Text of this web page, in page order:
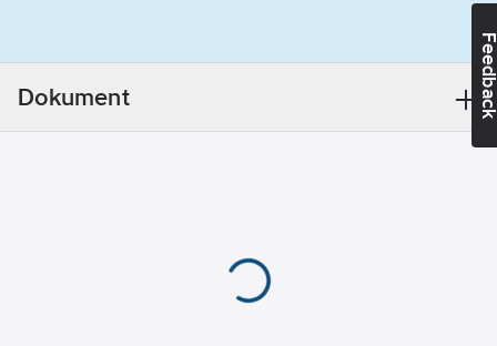
Dokument